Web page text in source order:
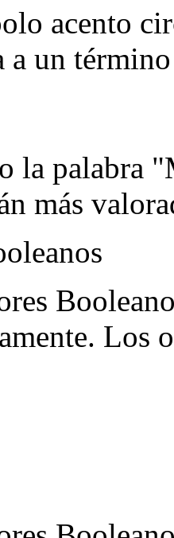
acento
un
la palabra
más
Los